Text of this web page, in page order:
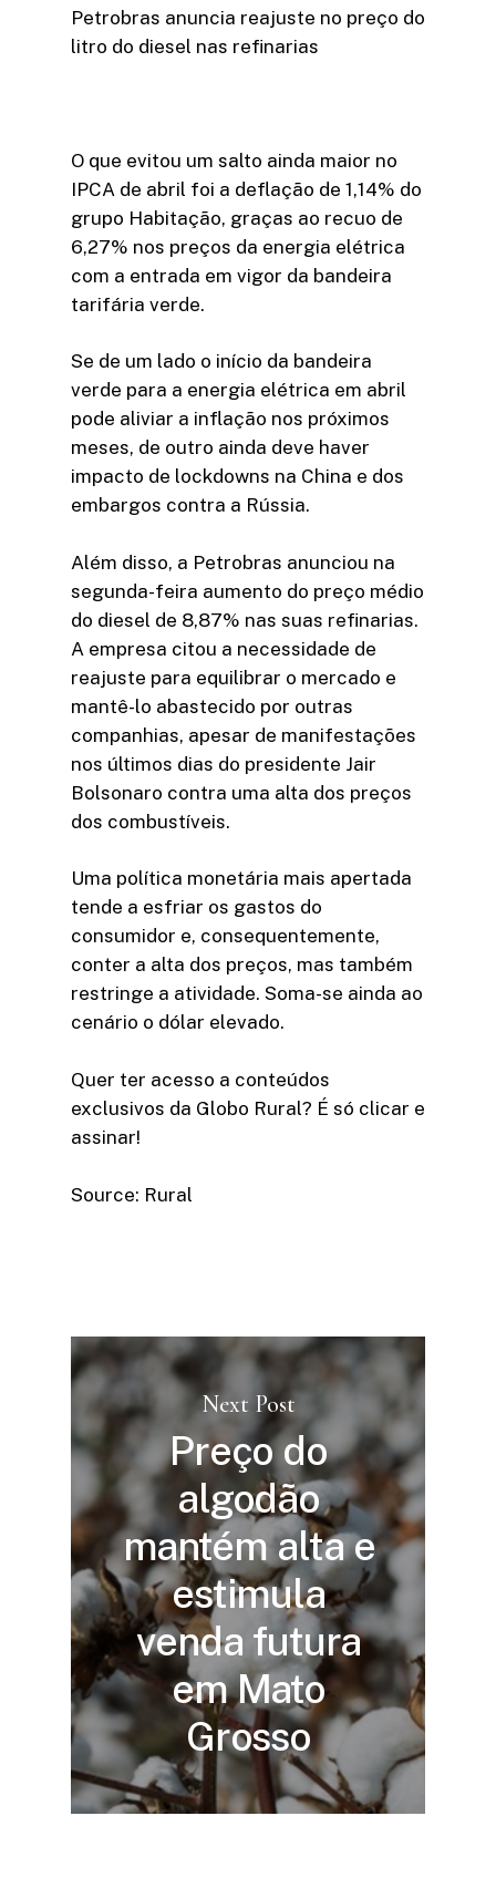
Petrobras anuncia reajuste no preço do
litro do diesel nas refinarias
O que evitou um salto ainda maior no
IPCA de abril foi a deflação de 1,14% do
grupo Habitação, graças ao recuo de
6,27% nos preços da energia elétrica
com a entrada em vigor da bandeira
tarifária verde.
Se de um lado o início da bandeira
verde para a energia elétrica em abril
pode aliviar a inflação nos próximos
meses, de outro ainda deve haver
impacto de lockdowns na China e dos
embargos contra a Rússia.
Além disso, a Petrobras anunciou na
segunda-feira aumento do preço médio
do diesel de 8,87% nas suas refinarias.
A empresa citou a necessidade de
reajuste para equilibrar o mercado e
mantê-lo abastecido por outras
companhias, apesar de manifestações
nos últimos dias do presidente Jair
Bolsonaro contra uma alta dos preços
dos combustíveis.
Uma política monetária mais apertada
tende a esfriar os gastos do
consumidor e, consequentemente,
conter a alta dos preços, mas também
restringe a atividade. Soma-se ainda ao
cenário o dólar elevado.
Quer ter acesso a conteúdos
exclusivos da Globo Rural? É só clicar e
assinar!​
Source: Rural
Next Post
Preço do
algodão
mantém alta e
estimula
venda futura
em Mato
Grosso